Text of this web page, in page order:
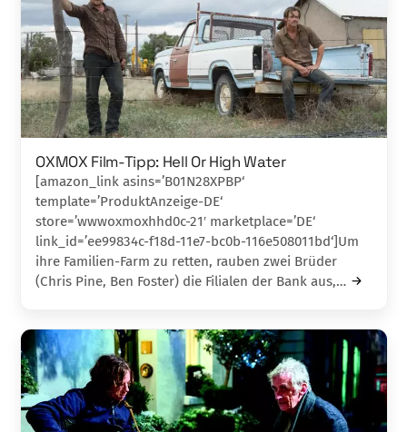
OXMOX Film-Tipp: Hell Or High Water
[amazon_link asins=’B01N28XPBP‘
template=’ProduktAnzeige-DE‘
store=’wwwoxmoxhhd0c-21′ marketplace=’DE‘
link_id=’ee99834c-f18d-11e7-bc0b-116e508011bd‘]Um
ihre Familien-Farm zu retten, rauben zwei Brü­der
(Chris Pine, Ben Foster) die Filialen der Bank aus,…